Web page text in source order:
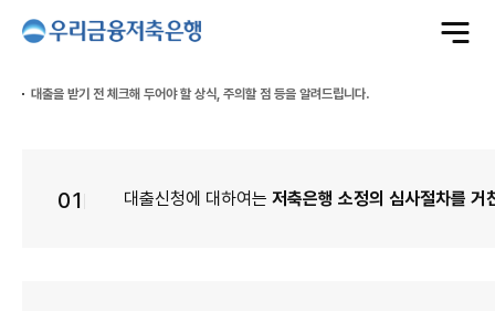
전
체
대출을 받기 전 체크해 두어야 할 상식, 주의할 점 등을 알려드립니다.
01 대출신청에 대하여는 저축은행 소정의 심사절차를 거